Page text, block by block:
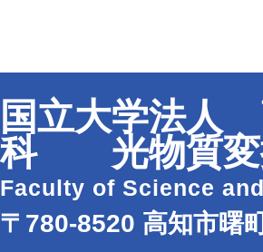
国立大学法人
科 光物質変
Faculty of Science
〒780-8520 高知市曙